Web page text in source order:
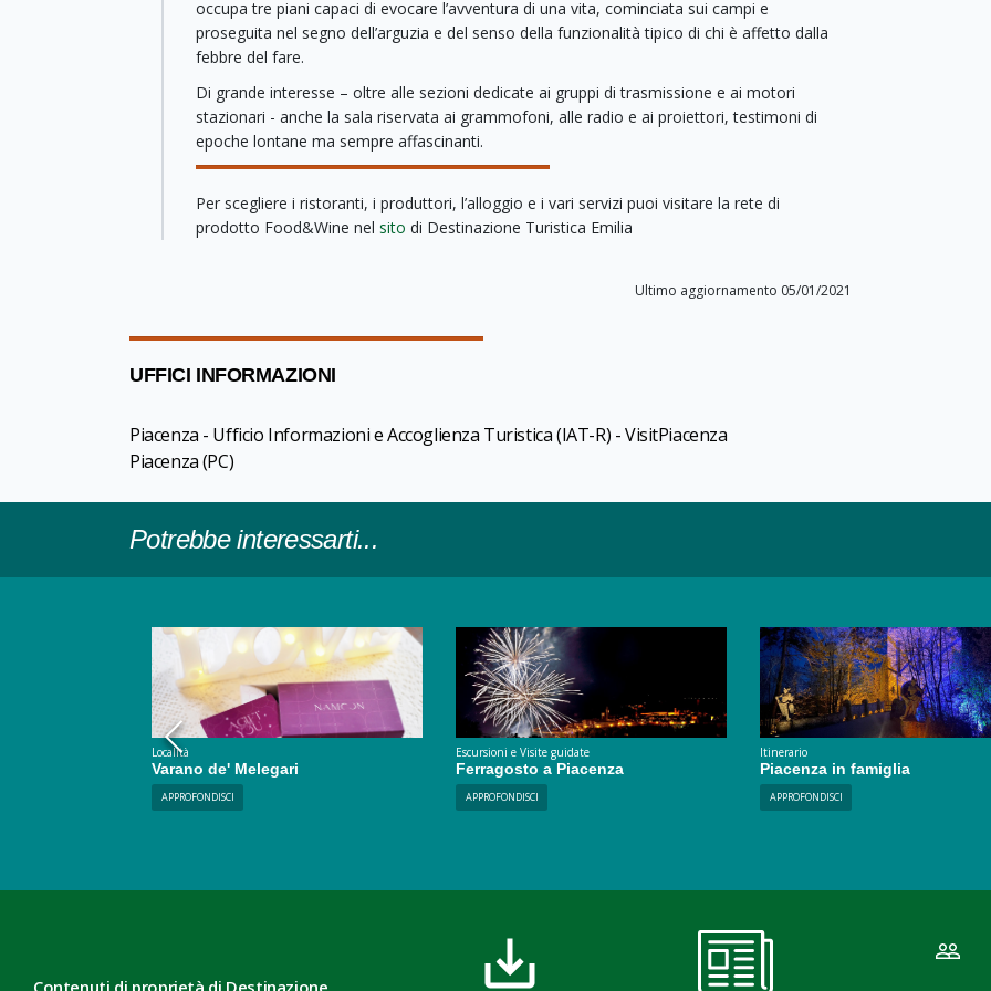
occupa tre piani capaci di evocare l’avventura di una vita, cominciata sui campi e
proseguita nel segno dell’arguzia e del senso della funzionalità tipico di chi è affetto dalla
febbre del fare.
Di grande interesse – oltre alle sezioni dedicate ai gruppi di trasmissione e ai motori
stazionari - anche la sala riservata ai grammofoni, alle radio e ai proiettori, testimoni di
epoche lontane ma sempre affascinanti.
Per scegliere i ristoranti, i produttori, l’alloggio e i vari servizi puoi visitare la rete di
prodotto Food&Wine nel sito di Destinazione Turistica Emilia
Ultimo aggiornamento 05/01/2021
UFFICI INFORMAZIONI
Piacenza - Ufficio Informazioni e Accoglienza Turistica (IAT-R) - VisitPiacenza
Piacenza(PC)
Potrebbe interessarti...
Località
Varano de' Melegari
APPROFONDISCI
Escursioni e Visite guidate
Ferragosto a Piacenza
APPROFONDISCI
Itinerario
Piacenza in famiglia
APPROFONDISCI
Contenuti di proprietà di Destinazione